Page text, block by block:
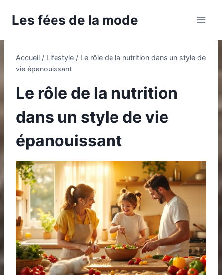
Les fées de la mode
Accueil / Lifestyle / Le rôle de la nutrition dans un style de
vie épanouissant
Le rôle de la nutrition
dans un style de vie
épanouissant